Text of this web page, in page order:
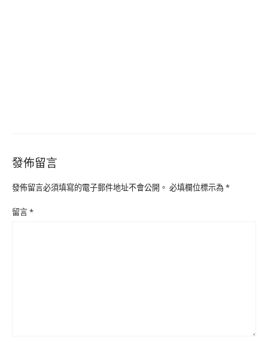
發佈留言
發佈留言必須填寫的電子郵件地址不會公開。 必填欄位標示為*
留言*